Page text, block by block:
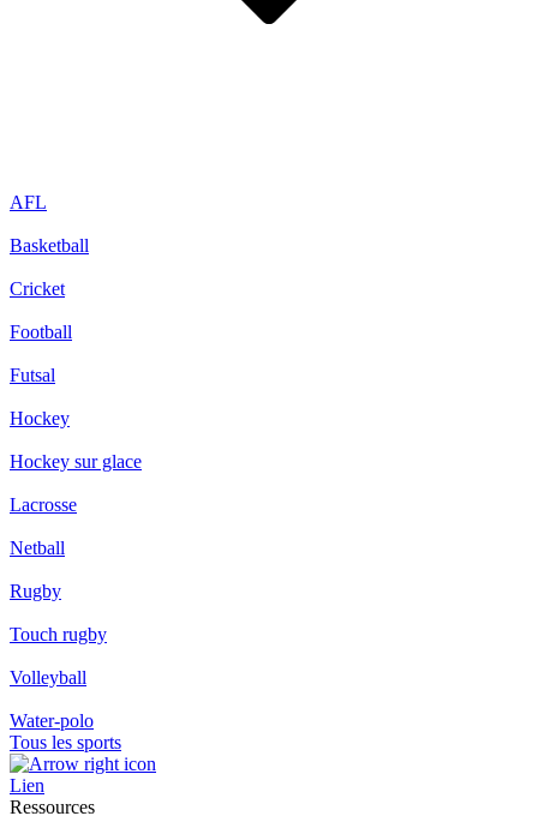
AFL
Basketball
Cricket
Football
Futsal
Hockey
Hockey sur glace
Lacrosse
Netball
Rugby
Touch rugby
Volleyball
Water-polo
Tous les sports
Lien
Ressources